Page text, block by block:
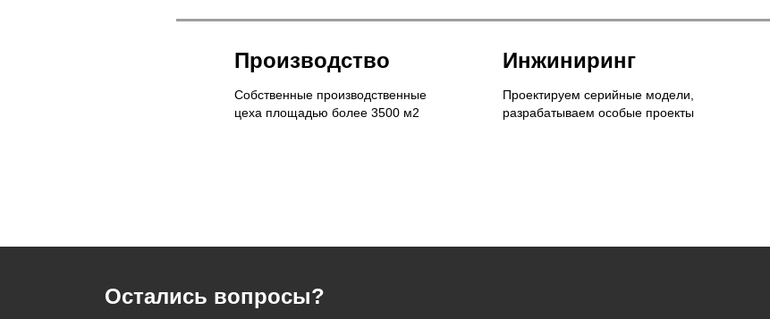
Производство
Собственные производственные
цеха площадью более 3500 м2
Инжиниринг
Проектируем серийные модели,
разрабатываем особые проекты
Остались вопросы?